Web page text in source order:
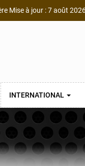
Mise à jour : 7 août
INTERNATIONAL